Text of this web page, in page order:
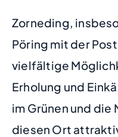
Zorneding,
Pöring mit der
vielfältige
Erholung und
im Grünen und die
diesen Ort